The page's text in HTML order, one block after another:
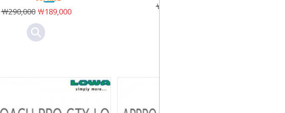
￦290,000￦189,000 ￦290,000